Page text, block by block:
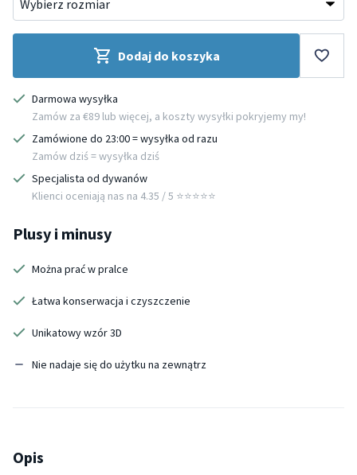
Dodaj do koszyka
Darmowa wysyłka
Zamów za €89 lub więcej, a koszty wysyłki pokryjemy my!
Zamówione do 23:00 = wysyłka od razu
Zamów dziś = wysyłka dziś
Specjalista od dywanów
Klienci oceniają nas na 4.35 / 5 ⭐️⭐️⭐️⭐️⭐️
Plusy i minusy
Można prać w pralce
Łatwa konserwacja i czyszczenie
Unikatowy wzór 3D
Nie nadaje się do użytku na zewnątrz
Opis